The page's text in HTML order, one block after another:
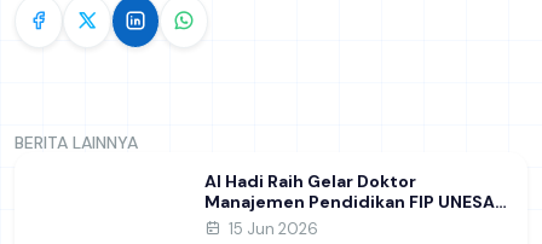
BERITA LAINNYA
Al Hadi Raih Gelar Doktor
Manajemen Pendidikan FIP UNESA
melalui Riset Pembentukan
15 Jun 2026